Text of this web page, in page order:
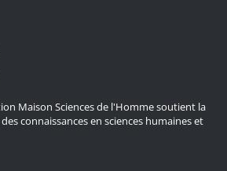
Maison Sciences de l'Homme soutient la
connaissances en sciences humaines et